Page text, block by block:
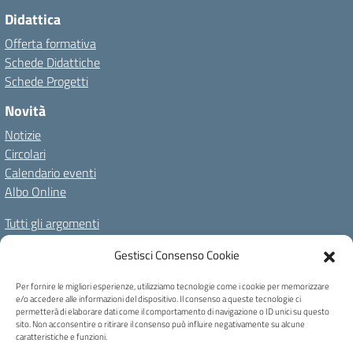
Gestisci Consenso Cookie
Per fornire le migliori esperienze, utilizziamo tecnologie come i cookie per memorizzare
e/o accedere alle informazioni del dispositivo. Il consenso a queste tecnologie ci
permetterà di elaborare dati come il comportamento di navigazione o ID unici su questo
sito. Non acconsentire o ritirare il consenso può influire negativamente su alcune
caratteristiche e funzioni.
Didattica
Offerta formativa
Schede Didattiche
Schede Progetti
Novità
Notizie
Circolari
Calendario eventi
Albo Online
Tutti gli argomenti
Il nostro territorio
Amministrazione TrasparenteAlbo OnlinePrivacy Policy
Dichiarazione di accessibilitàNote legaliCookie Policy